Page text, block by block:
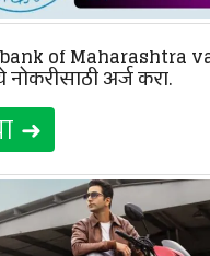
of Maharashtra
नोकरीसाठी अर्ज करा.
➜